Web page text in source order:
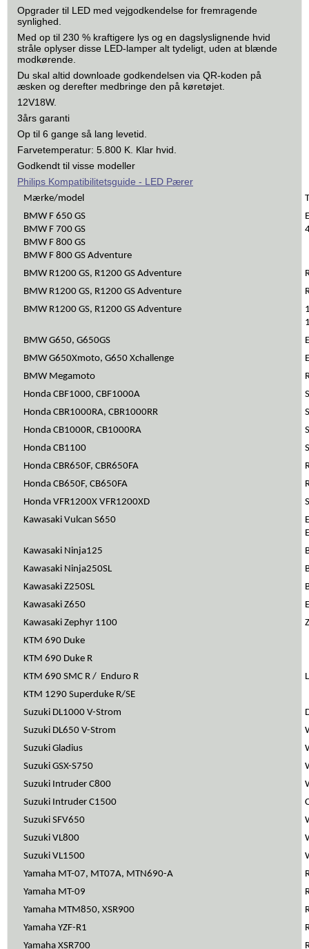
Opgrader til LED med vejgodkendelse for fremragende
synlighed.
Med op til 230 % kraftigere lys og en dagslyslignende hvid
stråle oplyser disse LED-lamper alt tydeligt, uden at blænde
modkørende.
Du skal altid downloade godkendelsen via QR-koden på
æsken og derefter medbringe den på køretøjet.
12V18W.
3års garanti
Op til 6 gange så lang levetid.
Farvetemperatur: 5.800 K. Klar hvid.
Godkendt til visse modeller
Philips Kompatibilitetsguide - LED Pærer
Mærke/model
BMW F 650 GS
BMW F 700 GS
BMW F 800 GS
BMW F 800 GS Adventure
BMW R1200 GS, R1200 GS Adventure
BMW R1200 GS, R1200 GS Adventure
BMW R1200 GS, R1200 GS Adventure
BMW G650, G650GS
BMW G650Xmoto, G650 Xchallenge
BMW Megamoto
Honda CBF1000, CBF1000A
Honda CBR1000RA, CBR1000RR
Honda CB1000R, CB1000RA
Honda CB1100
Honda CBR650F, CBR650FA
Honda CB650F, CB650FA
Honda VFR1200X VFR1200XD
Kawasaki Vulcan S650
Kawasaki Ninja125
Kawasaki Ninja250SL
Kawasaki Z250SL
Kawasaki Z650
Kawasaki Zephyr 1100
KTM 690 Duke
KTM 690 Duke R
KTM 690 SMC R / Enduro R
KTM 1290 Superduke R/SE
Suzuki DL1000 V-Strom
Suzuki DL650 V-Strom
Suzuki Gladius
Suzuki GSX-S750
Suzuki Intruder C800
Suzuki Intruder C1500
Suzuki SFV650
Suzuki VL800
Suzuki VL1500
Yamaha MT-07, MT07A, MTN690-A
Yamaha MT-09
Yamaha MTM850, XSR900
Yamaha YZF-R1
Yamaha XSR700